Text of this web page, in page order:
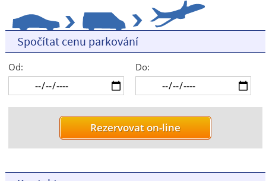
Spočítat cenu parkování
Od: Do: